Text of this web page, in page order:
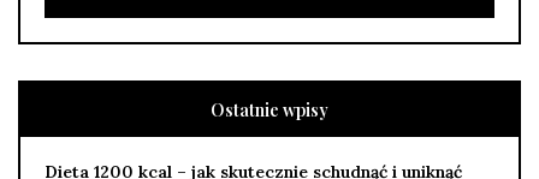
Ostatnie wpisy
Dieta 1200 kcal – jak skutecznie schudnąć i uniknąć